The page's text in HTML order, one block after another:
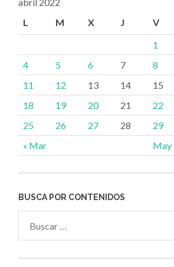
L
M X J V
« Mar May
1
4
5 6 7 8
11
12 13 14 15
18
19 20 21 22
25
26 27 28 29
BUSCA POR CONTENIDOS